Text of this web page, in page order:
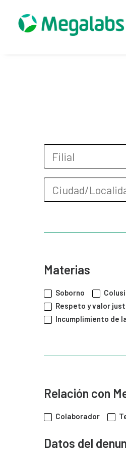
Materias
Soborno
Respeto y valor
Incumplimiento de
Relación con
Colaborador
Datos del